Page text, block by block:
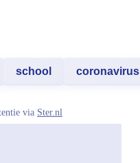
school coronavirus
via Ster.nl